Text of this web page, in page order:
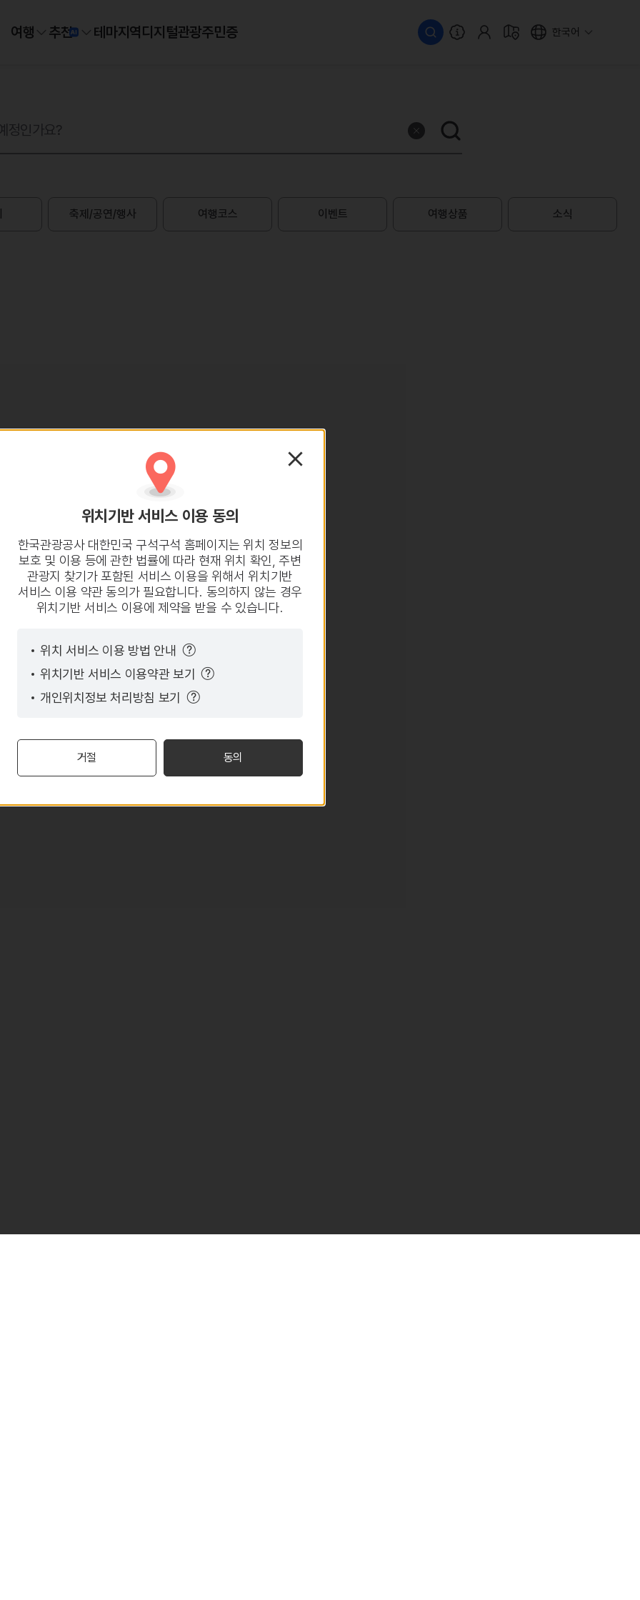
여행 추천 테마지역 디지털관광주민증 한국어
축제/공연/행사 여행코스 이벤트 여행상품 소식
위치기반 서비스 이용 동의
한국관광공사 대한민국 구석구석 홈페이지는 위치 정보의
보호 및 이용 등에 관한 법률에 따라 현재 위치 확인, 주변
관광지 찾기가 포함된 서비스 이용을 위해서 위치기반
서비스 이용 약관 동의가 필요합니다. 동의하지 않는 경우
위치기반 서비스 이용에 제약을 받을 수 있습니다.
위치 서비스 이용 방법 안내
위치기반 서비스 이용약관 보기
개인위치정보 처리방침 보기
거절 동의